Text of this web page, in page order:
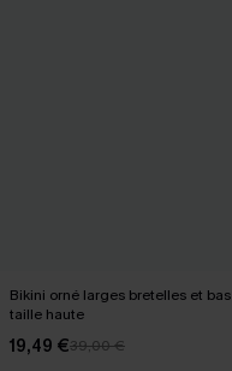
Bikini orné larges bretelles et bas
taille haute
19,49 €39,00 €